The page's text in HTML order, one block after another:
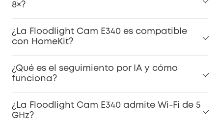
8×?
¿La Floodlight Cam E340 es compatible
con HomeKit?
¿Qué es el seguimiento por IA y cómo
funciona?
¿La Floodlight Cam E340 admite Wi-Fi de 5
GHz?